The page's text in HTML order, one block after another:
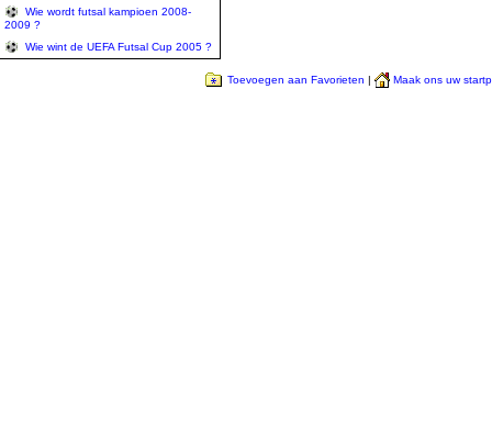
Wie wordt futsal kampioen 2008-
2009 ?
Wie wint de UEFA Futsal Cup 2005 ?
Toevoegen aan Favorieten | Maak ons uw